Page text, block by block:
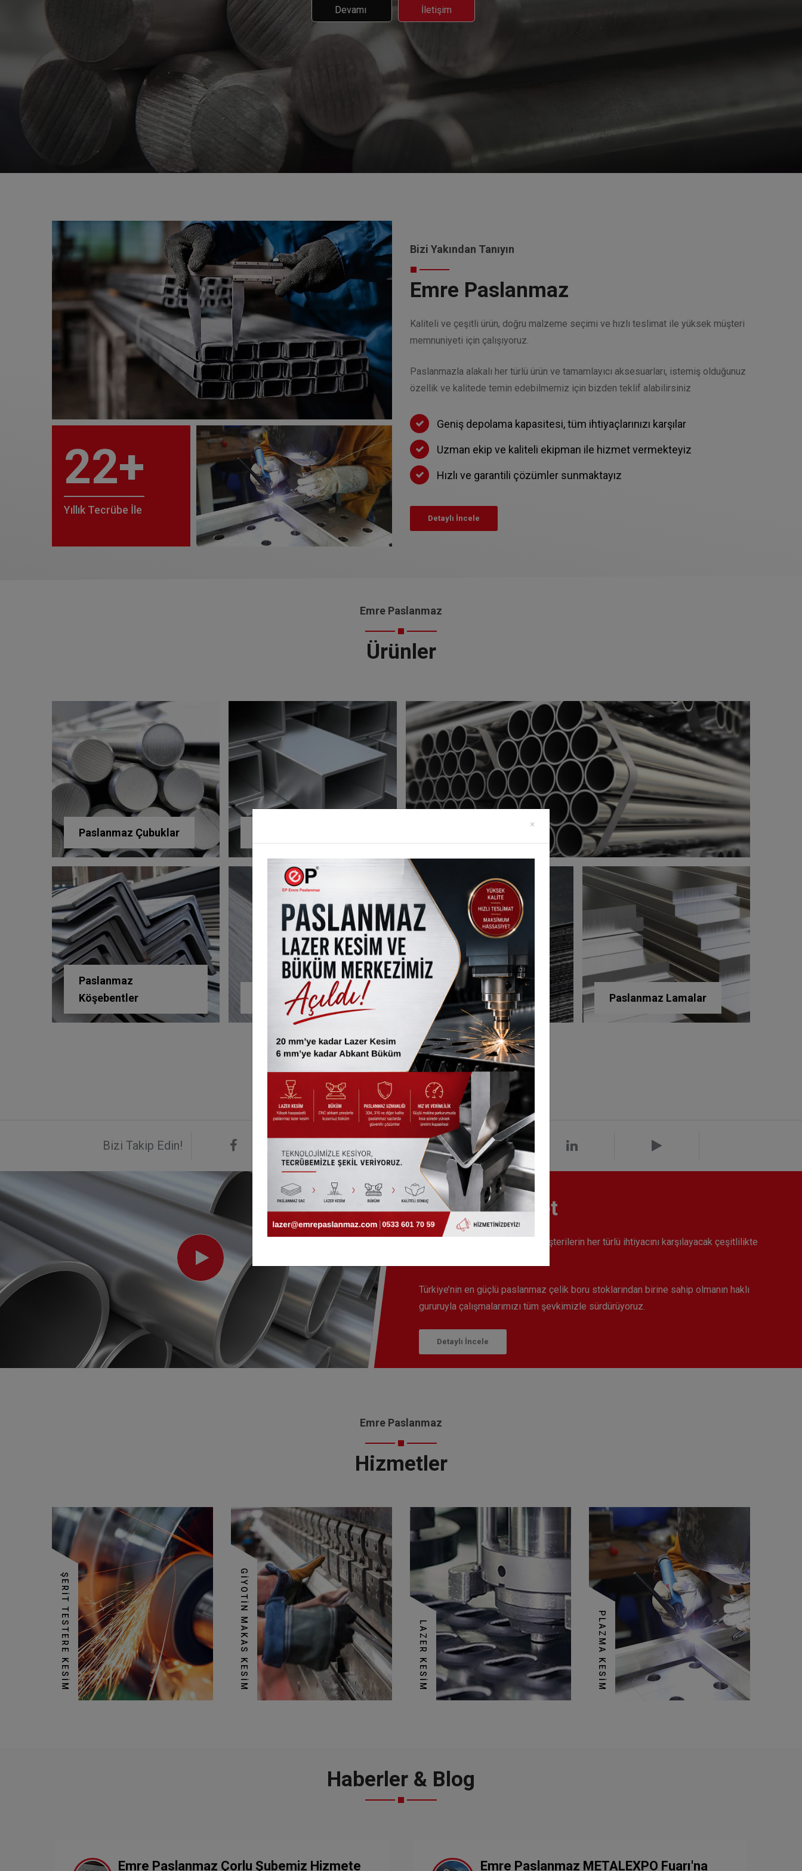
×
Devamı İletişim
22+
Yıllık Tecrübe İle
Bizi Yakından Tanıyın
Emre Paslanmaz
Kaliteli ve çeşitli ürün, doğru malzeme seçimi ve hızlı teslimat ile yüksek müşteri
memnuniyeti için çalışıyoruz.
Paslanmazla alakalı her türlü ürün ve tamamlayıcı aksesuarları, istemiş olduğunuz
özellik ve kalitede temin edebilmemiz için bizden teklif alabilirsiniz
Geniş depolama kapasitesi, tüm ihtiyaçlarınızı karşılar
Uzman ekip ve kaliteli ekipman ile hizmet vermekteyiz
Hızlı ve garantili çözümler sunmaktayız
Detaylı İncele
Emre Paslanmaz
Ürünler
Paslanmaz Çubuklar
Paslanmaz
Köşebentler
Paslanmaz Saclar Paslanmaz Lamalar
Tümünü Görüntüle
Bizi Takip Edin!
Kaliteli Hizmet
Geniş depolama kapasitesi, müşterilerin her türlü ihtiyacını karşılayacak çeşitlilikte
Türkiye’nin en güçlü paslanmaz çelik boru stoklarından birine sahip olmanın haklı
gururuyla çalışmalarımızı tüm şevkimizle sürdürüyoruz.
Detaylı İncele
Emre Paslanmaz
Hizmetler
ŞERIT TESTERE KESIM GIYOTIN MAKAS KESIM LAZER KESIM PLAZMA KESIM
Haberler & Blog
Emre Paslanmaz Çorlu Şubemiz Hizmete Emre Paslanmaz METALEXPO Fuarı'na